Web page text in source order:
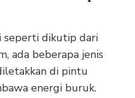
seperti dikutip dari
ada beberapa jenis
di pintu
energi buruk.